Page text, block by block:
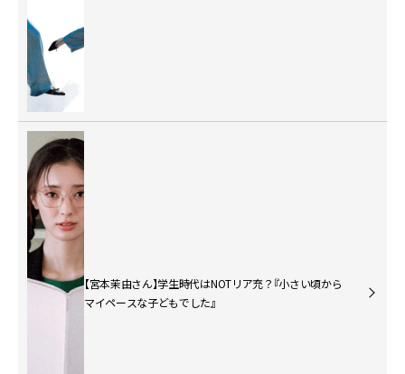
【宮本茉由さん】学生時代はNOTリア充？『小さい頃から
マイペースな子どもでした』